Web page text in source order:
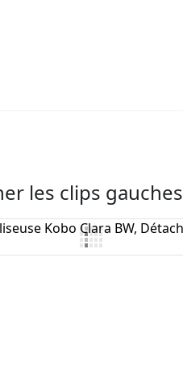
les clips gauches